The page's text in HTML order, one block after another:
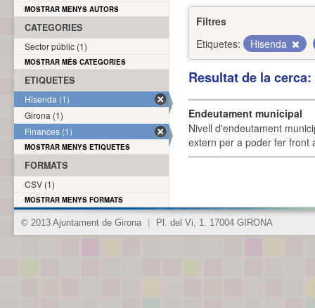
Filtres
Etiquetes:
Hisenda
Resultat de la
Endeutament municipal
Nivell d'endeutament
extern per a poder fer front
MOSTRAR MENYS AUTORS
CATEGORIES
Sector públic (1)
MOSTRAR MÉS CATEGORIES
ETIQUETES
Hisenda (1)
Girona (1)
Finances (1)
MOSTRAR MENYS ETIQUETES
FORMATS
CSV (1)
MOSTRAR MENYS FORMATS
© 2013 Ajuntament de Girona Pl. del Vi, 1. 17004 GIRONA